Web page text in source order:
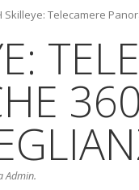
Skilleye: Telecamere
Admin.